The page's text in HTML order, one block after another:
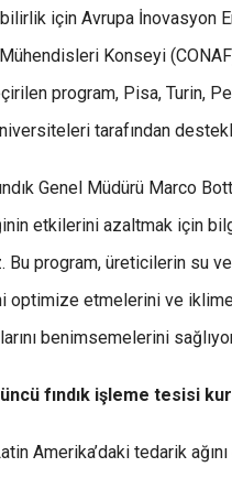
için Avrupa İnovasyon
Konseyi
program, Pisa, Turin,
tarafından
Genel Müdürü Marco
etkilerini azaltmak için
Bu program, üreticilerin su
optimize etmelerini ve
benimsemelerini
fındık işleme tesisi
Amerika’daki tedarik